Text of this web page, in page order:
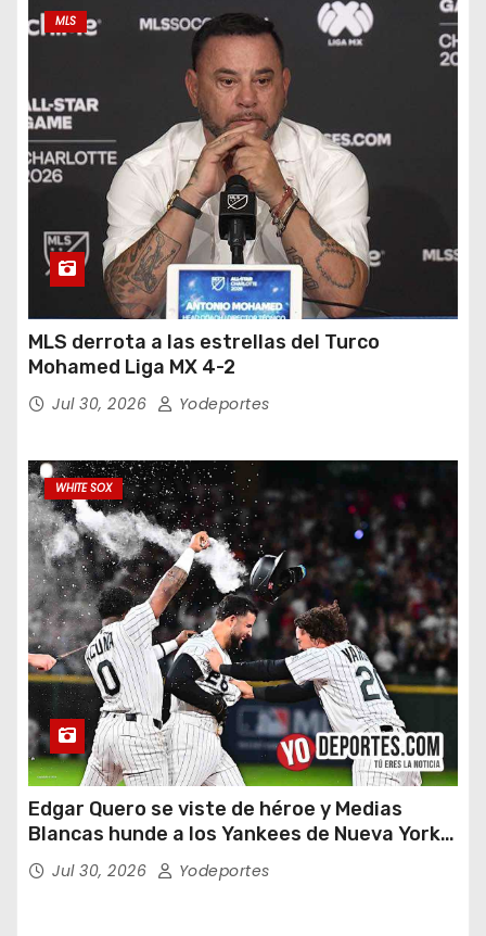
MLS
MLS derrota a las estrellas del Turco
Mohamed Liga MX 4-2
Jul 30, 2026 Yodeportes
WHITE SOX
Edgar Quero se viste de héroe y Medias
Blancas hunde a los Yankees de Nueva York
en doce entradas
Jul 30, 2026 Yodeportes